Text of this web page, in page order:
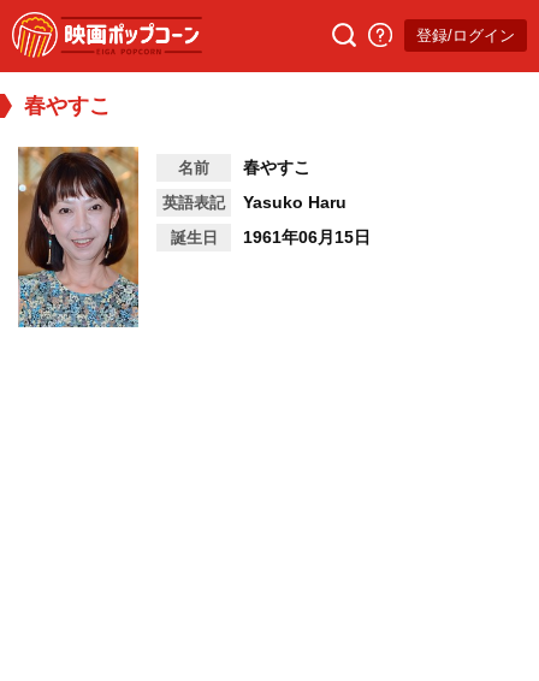
登録/ログイン
春やすこ
名前 春やすこ
英語表記 Yasuko Haru
誕生日 1961年06月15日